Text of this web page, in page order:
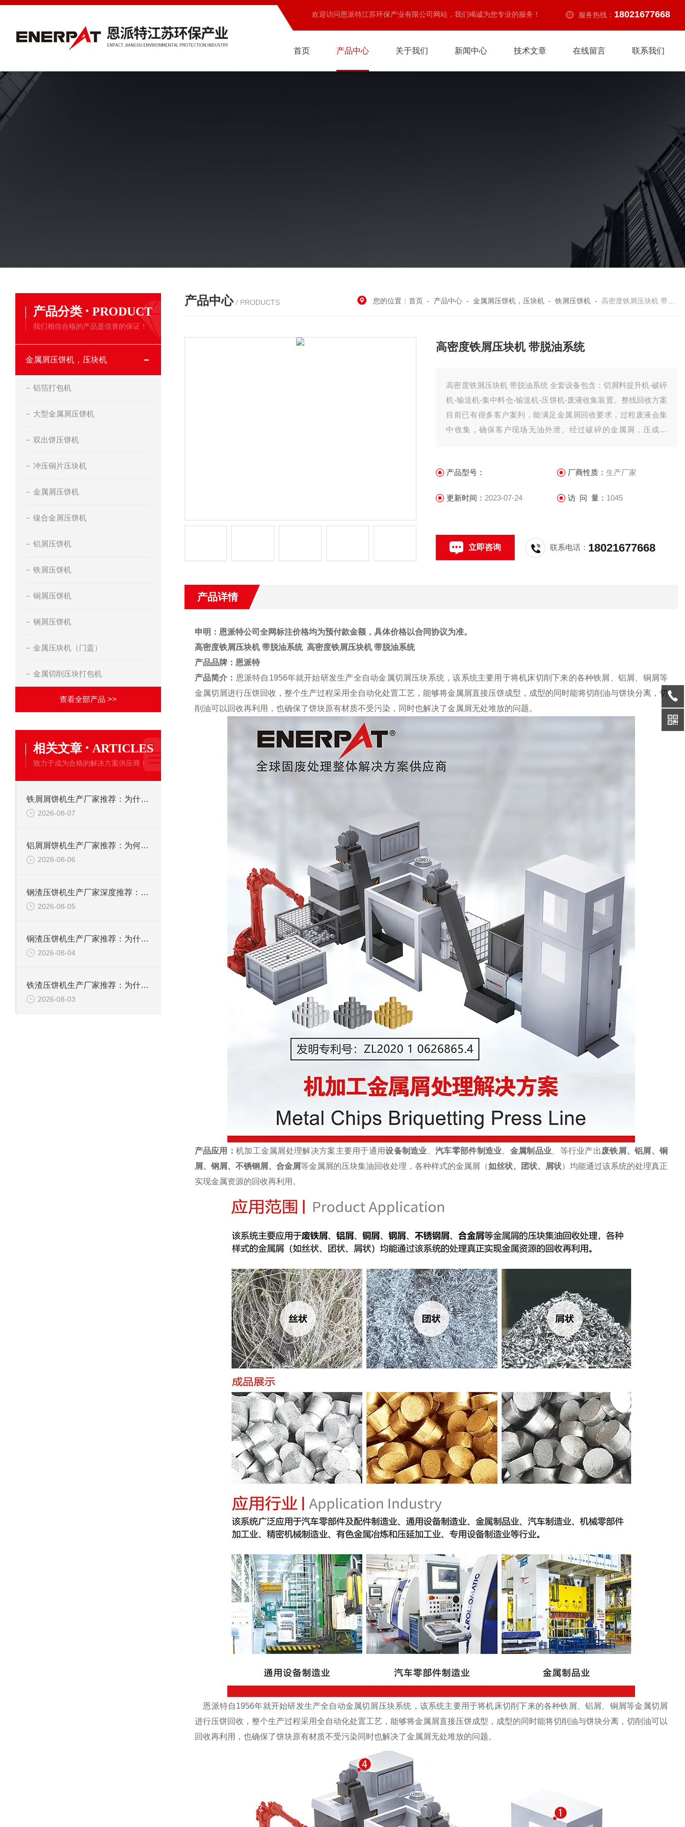
欢迎访问恩派特江苏环保产业有限公司网站，我们竭诚为您专业的服务！ 服务热线： 18021677668
首页 产品中心 关于我们 新闻中心 技术文章 在线留言 联系我们
产品分类 · PRODUCT
我们相信合格的产品是信誉的保证！
金属屑压饼机，压块机
铝箔打包机
大型金属屑压饼机
双出饼压饼机
冲压铜片压块机
金属屑压饼机
镍合金屑压饼机
铝屑压饼机
铁屑压饼机
铜屑压饼机
钢屑压饼机
金属压块机（门盖）
金属切削压块打包机
查看全部产品 >>
相关文章 · ARTICLES
致力于成为合格的解决方案供应商！
铁屑屑饼机生产厂家推荐：为什么恩派特是您的优选伙伴
2026-08-07
铝屑屑饼机生产厂家推荐：为何恩派特成为金属回收行业的“隐形优选”？
2026-08-06
钢渣压饼机生产厂家深度推荐：为何恩派特成为高净值产线的优选
2026-08-05
铜渣压饼机生产厂家推荐：为什么恩派特成为众多企业的信赖？
2026-08-04
铁渣压饼机生产厂家推荐：为什么恩派特成为众多企业的优选？
2026-08-03
产品中心 / PRODUCTS 您的位置：首页 - 产品中心 -金属屑压饼机，压块机 -铁屑压饼机 - 高密度铁屑压块机 带脱油系统
高密度铁屑压块机 带脱油系统
高密度铁屑压块机 带脱油系统 全套设备包含：切屑料提升机-破碎
机-输送机-集中料仓-输送机-压饼机-废液收集装置。整线回收方案
目前已有很多客户案列，能满足金属屑回收要求，过程废液会集
中收集，确保客户现场无油外泄。经过破碎的金属屑，压成饼
产品型号： 厂商性质： 生产厂家
更新时间： 2023-07-24 访 问 量： 1045
立即咨询 联系电话： 18021677668
产品详情
申明：恩派特公司全网标注价格均为预付款金额，具体价格以合同协议为准。
高密度铁屑压块机 带脱油系统 高密度铁屑压块机 带脱油系统
产品品牌： 恩派特
产品简介： 恩派特自1956年就开始研发生产全自动金属切屑压块系统，该系统主要用于将机床切削下来的各种铁屑、铝屑、铜屑等
金属切屑进行压饼回收，整个生产过程采用全自动化处置工艺，能够将金属屑直接压饼成型，成型的同时能将切削油与饼块分离，切
削油可以回收再利用，也确保了饼块原有材质不受污染，同时也解决了金属屑无处堆放的问题。
产品应用： 机加工金属屑处理解决方案主要用于通用设备制造业 、汽车零部件制造业 金属制品业 、等行业产出 废铁屑、铝屑、铜
屑、 钢屑、不锈钢屑、合金屑等金属屑的压块集油回收处理，各种样式的金属屑（如丝状、团状、屑状）均能通过该系统的处理真正
实现金属资源的回收再利用。
恩派特自1956年就开始研发生产全自动金属切屑压块系统，该系统主要用于将机床切削下来的各种铁屑、铝屑、铜屑等金属切屑
进行压饼回收，整个生产过程采用全自动化处置工艺，能够将金属屑直接压饼成型，成型的同时能将切削油与饼块分离，切削油可以
回收再利用，也确保了饼块原有材质不受污染同时也解决了金属屑无处堆放的问题。